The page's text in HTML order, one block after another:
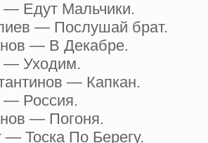
— Едут Мальчики.
— Послушай брат.
— В Декабре.
— Уходим.
— Капкан.
— Россия.
— Погоня.
— Тоска По Берегу.